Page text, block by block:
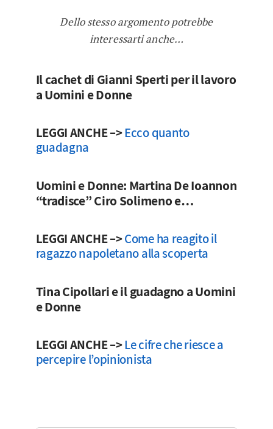
Dello stesso argomento potrebbe
interessarti anche…
Il cachet di Gianni Sperti per il lavoro
a Uomini e Donne
LEGGI ANCHE –>Ecco quanto
guadagna
Uomini e Donne: Martina De Ioannon
“tradisce” Ciro Solimeno e…
LEGGI ANCHE –>Come ha reagito il
ragazzo napoletano alla scoperta
Tina Cipollari e il guadagno a Uomini
e Donne
LEGGI ANCHE –>Le cifre che riesce a
percepire l’opinionista